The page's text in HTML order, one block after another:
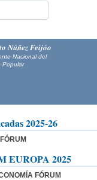
Núñez Feijóo
Nacional del
Popular
2025-26
EUROPA 2025
FÓRUM